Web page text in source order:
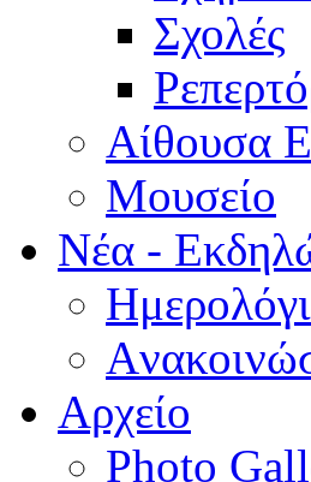
Σχολές
Aίθουσα
Μουσείο
Νέα -
Αρχείο
Photo